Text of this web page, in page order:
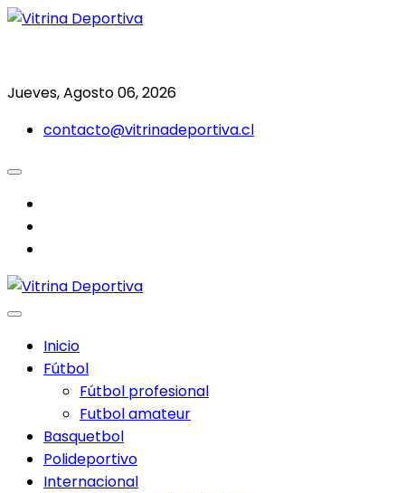
Saltar
Jueves, Agosto 06, 2026
contacto@vitrinadeportiva.cl
Inicio
Fútbol
Fútbol profesional
Futbol amateur
Basquetbol
Polideportivo
Internacional